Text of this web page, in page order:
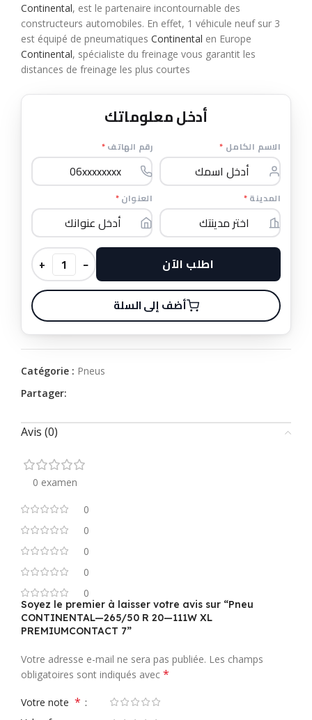
Continental, est le partenaire incontournable des
constructeurs automobiles. En effet, 1 véhicule neuf sur 3
est équipé de pneumatiques Continental en Europe
Continental, spécialiste du freinage vous garantit les
distances de freinage les plus courtes
أدخل معلوماتك
الاسم الكامل * رقم الهاتف*
المدينة* العنوان*
اطلب الآن −
+
أضف إلى السلة
Catégorie : Pneus
Partager:
Avis (0)
0 examen
0
0
0
0
0
Soyez le premier à laisser votre avis sur “Pneu
CONTINENTAL—265/50 R 20—111W XL
PREMIUMCONTACT 7”
Votre adresse e-mail ne sera pas publiée. Les champs
obligatoires sont indiqués avec *
Votre note *